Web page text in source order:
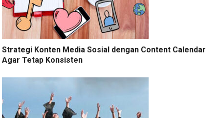
Strategi Konten Media Sosial dengan Content Calendar
Agar Tetap Konsisten